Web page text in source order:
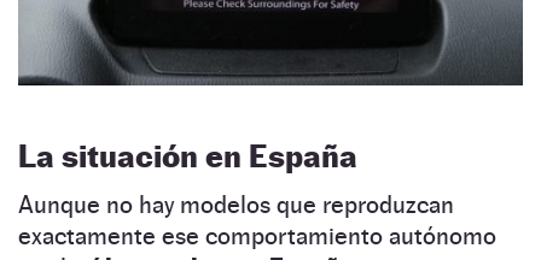
La situación en España
Aunque no hay modelos que reproduzcan
exactamente ese comportamiento autónomo